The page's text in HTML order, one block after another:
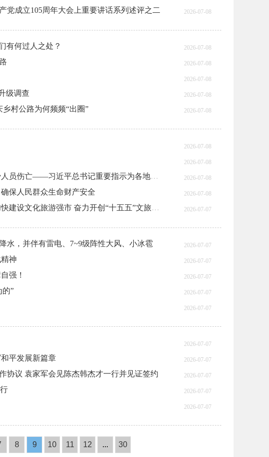
党成立105周年大会上重要讲话系列述评之二 2026-07-08
有何过人之处？ 2026-07-08
2026-07-08
2026-07-08
级调查 2026-07-08
村公路为何频频“出圈” 2026-07-08
2026-07-08
2026-07-08
盯紧压实责任全力抢险救援 最大限度减少人员伤亡——习近平总书记重要指示为各地各部门防汛救灾吹响集结号发出动员令 2026-07-08
保人民群众生命财产安全 2026-07-08
袁家军在全市文化旅游发展大会上强调 加快建设文化旅游强市 奋力开创“十五五”文旅高质量发展新局面 王炯程丽华出席 2026-07-07
水，并伴有雷电、7~9级阵性大风、小冰雹 2026-07-07
神 2026-07-07
强！ 2026-07-07
的” 2026-07-07
2026-07-07
2026-07-07
平发展新篇章 2026-07-07
协议 袁家军会见陈杰韩杰才一行并见证签约 2026-07-07
2026-07-07
2026-07-07
8 9 10 11 12 ... 30